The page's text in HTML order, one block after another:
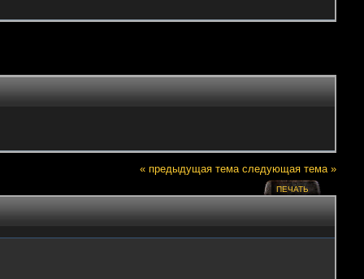
« предыдущая тема следующая тема »
ПЕЧАТЬ